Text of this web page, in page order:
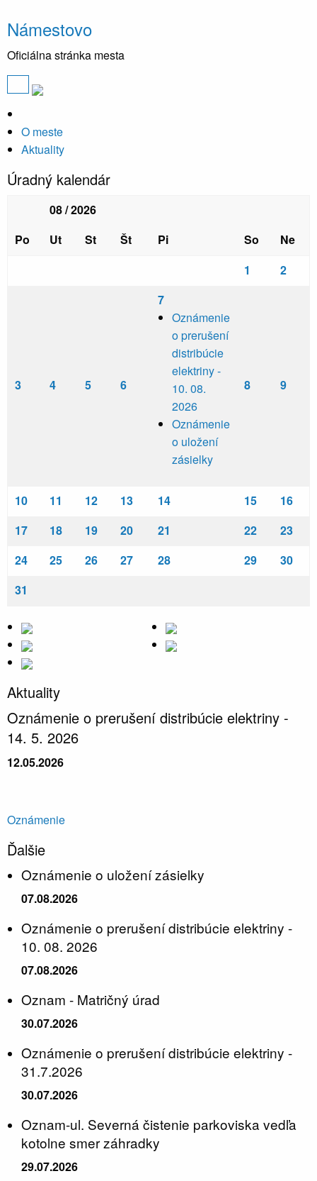
Námestovo
Oficiálna stránka mesta
O meste
Aktuality
Úradný kalendár
08 / 2026
Po
Ut St Št Pi So
Ne
1
2
3 4 5 6
7
Oznámenie
o prerušení
distribúcie
elektriny -
10. 08.
2026
Oznámenie
o uložení
zásielky
8 9
10 11 12 13 14 15
16
17
18 19 20 21 22
23
24
25 26 27 28 29
30
31
Aktuality
Oznámenie o prerušení distribúcie elektriny -
14. 5. 2026
12.05.2026
Oznámenie
Ďalšie
Oznámenie o uložení zásielky
07.08.2026
Oznámenie o prerušení distribúcie elektriny -
10. 08. 2026
07.08.2026
Oznam - Matričný úrad
30.07.2026
Oznámenie o prerušení distribúcie elektriny -
31.7.2026
30.07.2026
Oznam-ul. Severná čistenie parkoviska vedľa
kotolne smer záhradky
29.07.2026